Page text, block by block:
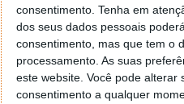
consentimento. Tenha em
dos seus dados pessoais
consentimento, mas que tem o
processamento. As suas
este website. Você pode alterar
consentimento a qualquer